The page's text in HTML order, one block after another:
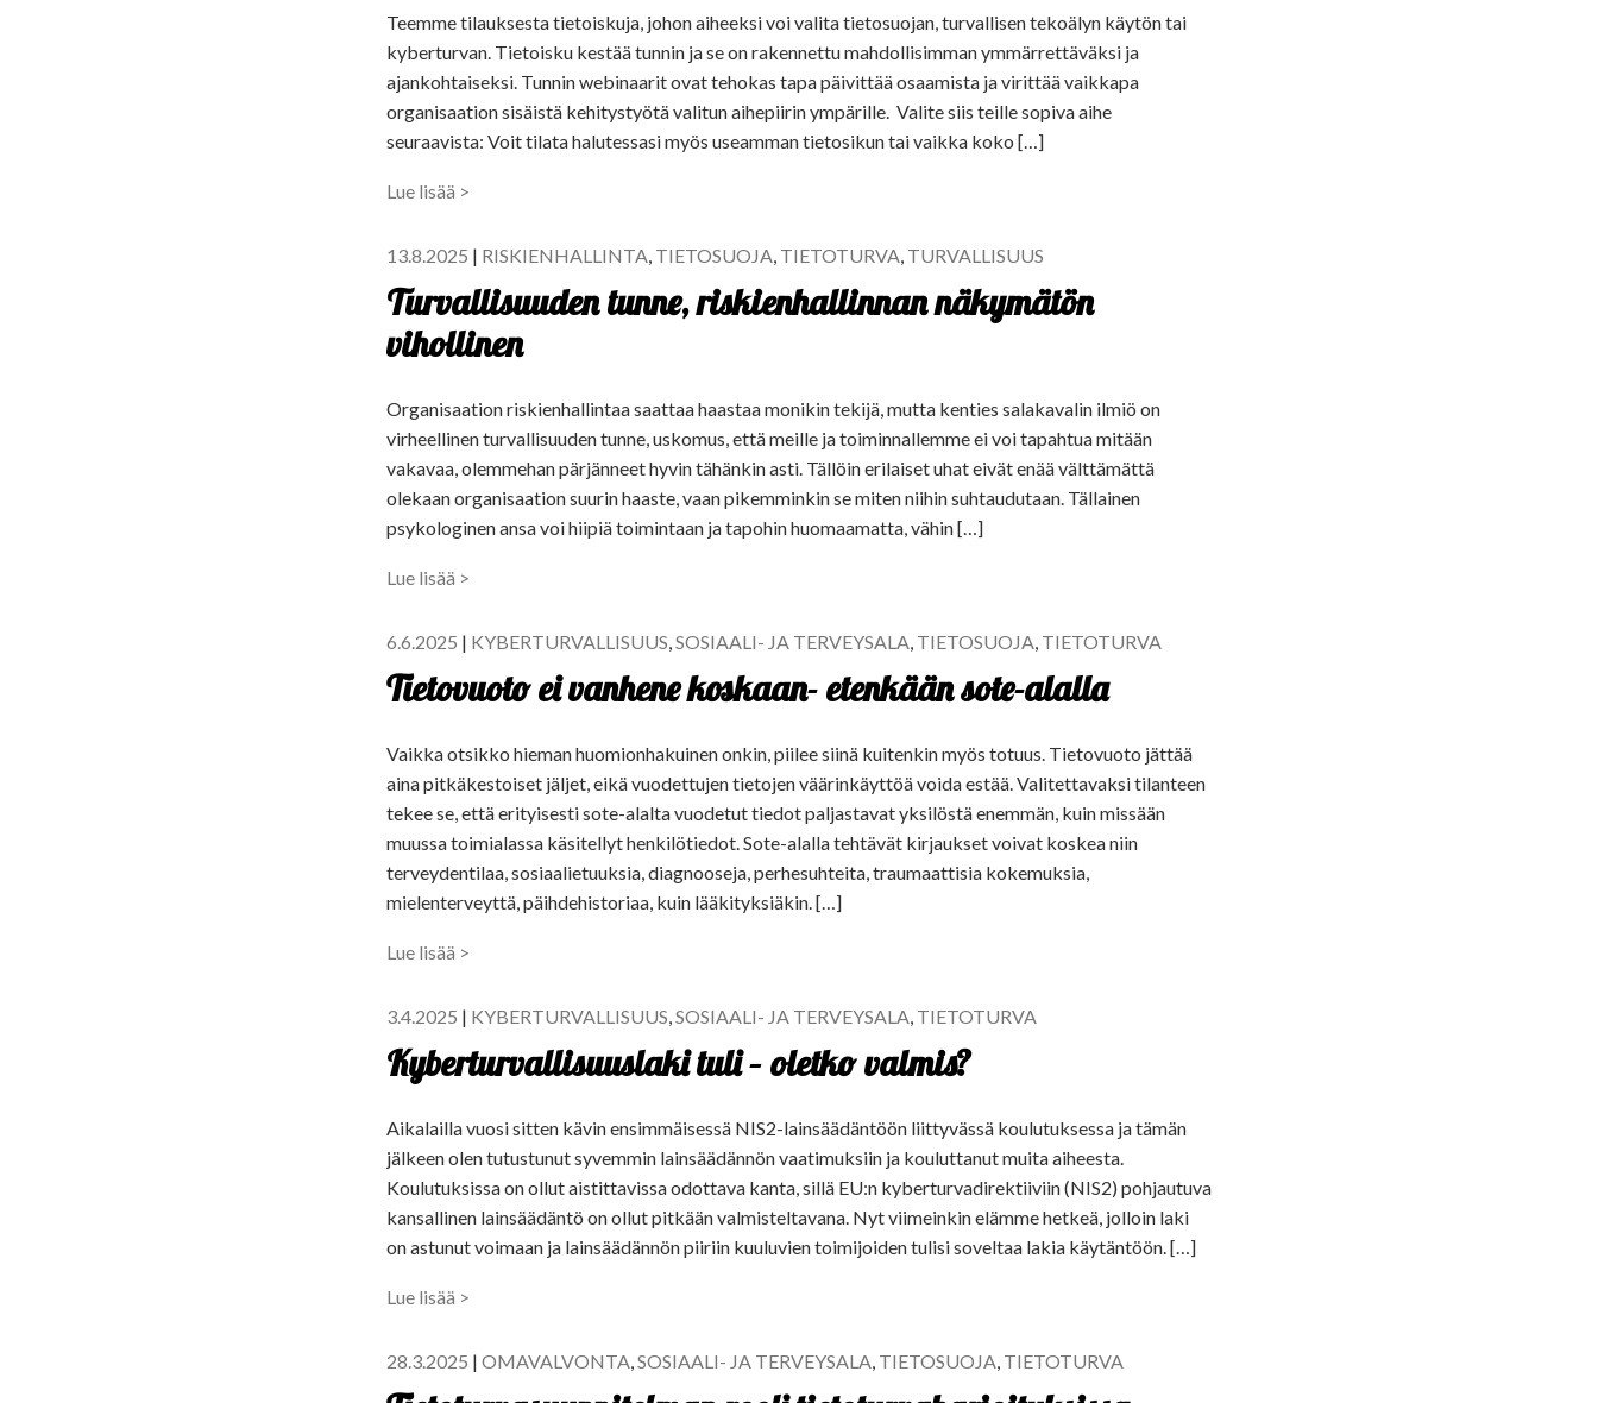
Teemme tilauksesta tietoiskuja, johon aiheeksi voi valita tietosuojan, turvallisen tekoälyn käytön tai
kyberturvan. Tietoisku kestää tunnin ja se on rakennettu mahdollisimman ymmärrettäväksi ja
ajankohtaiseksi. Tunnin webinaarit ovat tehokas tapa päivittää osaamista ja virittää vaikkapa
organisaation sisäistä kehitystyötä valitun aihepiirin ympärille. Valite siis teille sopiva aihe
seuraavista: Voit tilata halutessasi myös useamman tietosikun tai vaikka koko […]
Lue lisää >
13.8.2025 | RISKIENHALLINTA, TIETOSUOJA, TIETOTURVA, TURVALLISUUS
Turvallisuuden tunne, riskienhallinnan näkymätön
vihollinen
Organisaation riskienhallintaa saattaa haastaa monikin tekijä, mutta kenties salakavalin ilmiö on
virheellinen turvallisuuden tunne, uskomus, että meille ja toiminnallemme ei voi tapahtua mitään
vakavaa, olemmehan pärjänneet hyvin tähänkin asti. Tällöin erilaiset uhat eivät enää välttämättä
olekaan organisaation suurin haaste, vaan pikemminkin se miten niihin suhtaudutaan. Tällainen
psykologinen ansa voi hiipiä toimintaan ja tapohin huomaamatta, vähin […]
Lue lisää >
6.6.2025 | KYBERTURVALLISUUS,SOSIAALI- JA TERVEYSALA, TIETOSUOJA, TIETOTURVA
Tietovuoto ei vanhene koskaan- etenkään sote-alalla
Vaikka otsikko hieman huomionhakuinen onkin, piilee siinä kuitenkin myös totuus. Tietovuoto jättää
aina pitkäkestoiset jäljet, eikä vuodettujen tietojen väärinkäyttöä voida estää. Valitettavaksi tilanteen
tekee se, että erityisesti sote-alalta vuodetut tiedot paljastavat yksilöstä enemmän, kuin missään
muussa toimialassa käsitellyt henkilötiedot. Sote-alalla tehtävät kirjaukset voivat koskea niin
terveydentilaa, sosiaalietuuksia, diagnooseja, perhesuhteita, traumaattisia kokemuksia,
mielenterveyttä, päihdehistoriaa, kuin lääkityksiäkin. […]
Lue lisää >
3.4.2025 | KYBERTURVALLISUUS,SOSIAALI- JA TERVEYSALA, TIETOTURVA
Kyberturvallisuuslaki tuli – oletko valmis?
Aikalailla vuosi sitten kävin ensimmäisessä NIS2-lainsäädäntöön liittyvässä koulutuksessa ja tämän
jälkeen olen tutustunut syvemmin lainsäädännön vaatimuksiin ja kouluttanut muita aiheesta.
Koulutuksissa on ollut aistittavissa odottava kanta, sillä EU:n kyberturvadirektiiviin (NIS2) pohjautuva
kansallinen lainsäädäntö on ollut pitkään valmisteltavana. Nyt viimeinkin elämme hetkeä, jolloin laki
on astunut voimaan ja lainsäädännön piiriin kuuluvien toimijoiden tulisi soveltaa lakia käytäntöön. […]
Lue lisää >
28.3.2025 | OMAVALVONTA,SOSIAALI- JA TERVEYSALA, TIETOSUOJA, TIETOTURVA